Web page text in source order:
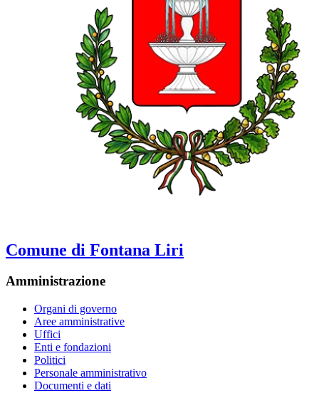
Comune di Fontana Liri
Amministrazione
Organi di governo
Aree amministrative
Uffici
Enti e fondazioni
Politici
Personale amministrativo
Documenti e dati